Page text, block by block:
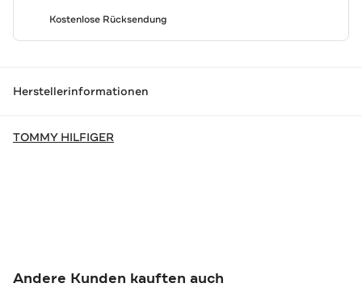
Kostenlose Rücksendung
Herstellerinformationen
TOMMY HILFIGER
Andere Kunden kauften auch